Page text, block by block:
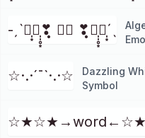
-ˏˋ❣̩͙❣̩̩̥͙❣̩̥̩ ⑅⑅ ❣̩̥̩❣̩̩̥͙❣̩͙ˊˎ
☆·.·´¯`·.·☆
Dazzling
Symbol